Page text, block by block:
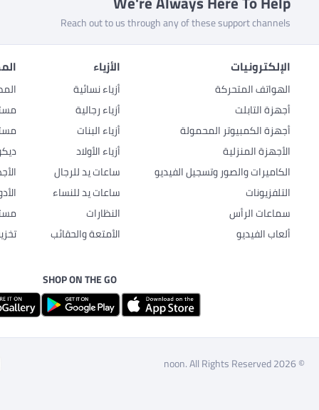
Reach out to us through any of these support channels
الإلكترونيات
الهواتف المتحركة
أجهزة التابلت
أجهزة الكمبيوتر المحمولة
الأجهزة المنزلية
الكاميرات والصور وتسجيل الفيديو
التلفزيونات
سماعات الرأس
ألعاب الفيديو
الأزياء
أزياء نسائية
أزياء رجالية
أزياء البنات
أزياء الأولاد
ساعات يد للرجال
ساعات يد للنساء
النظارات
الأمتعة والحقائب
SHOP ON THE GO
© 2026 noon. All Rights Reserved